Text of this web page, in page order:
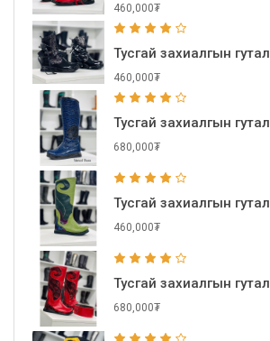
460,000₮
Тусгай захиалгын гутал
460,000₮
Тусгай захиалгын гутал
680,000₮
Тусгай захиалгын гутал
460,000₮
Тусгай захиалгын гутал
680,000₮